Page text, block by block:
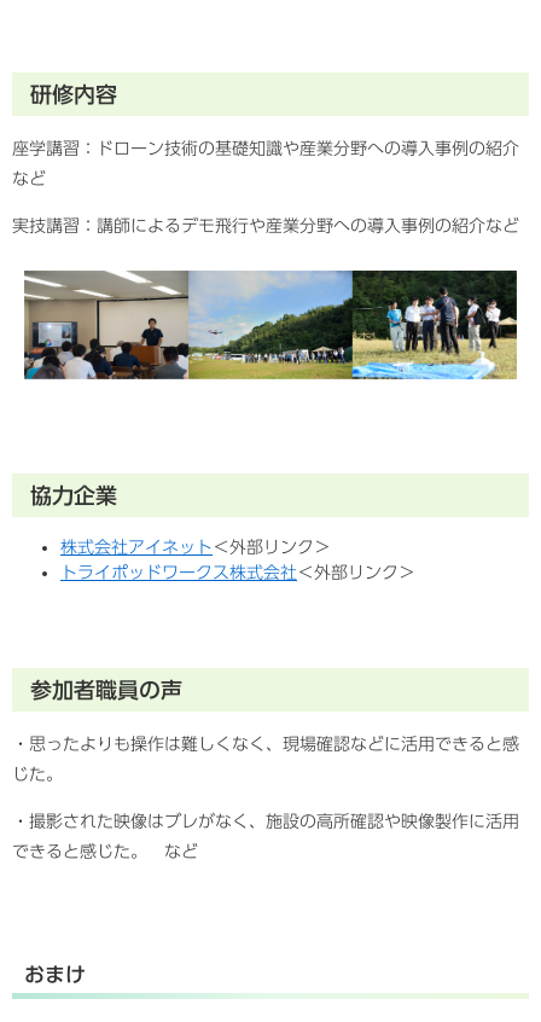
研修内容
座学講習：ドローン技術の基礎知識や産業分野への導入事例の紹介
など
実技講習：講師によるデモ飛行や産業分野への導入事例の紹介など
協力企業
株式会社アイネット ＜外部リンク＞
トライポッドワークス株式会社 ＜外部リンク＞
参加者職員の声
・思ったよりも操作は難しくなく、現場確認などに活用できると感
じた。
・撮影された映像はブレがなく、施設の高所確認や映像製作に活用
できると感じた。 など
おまけ